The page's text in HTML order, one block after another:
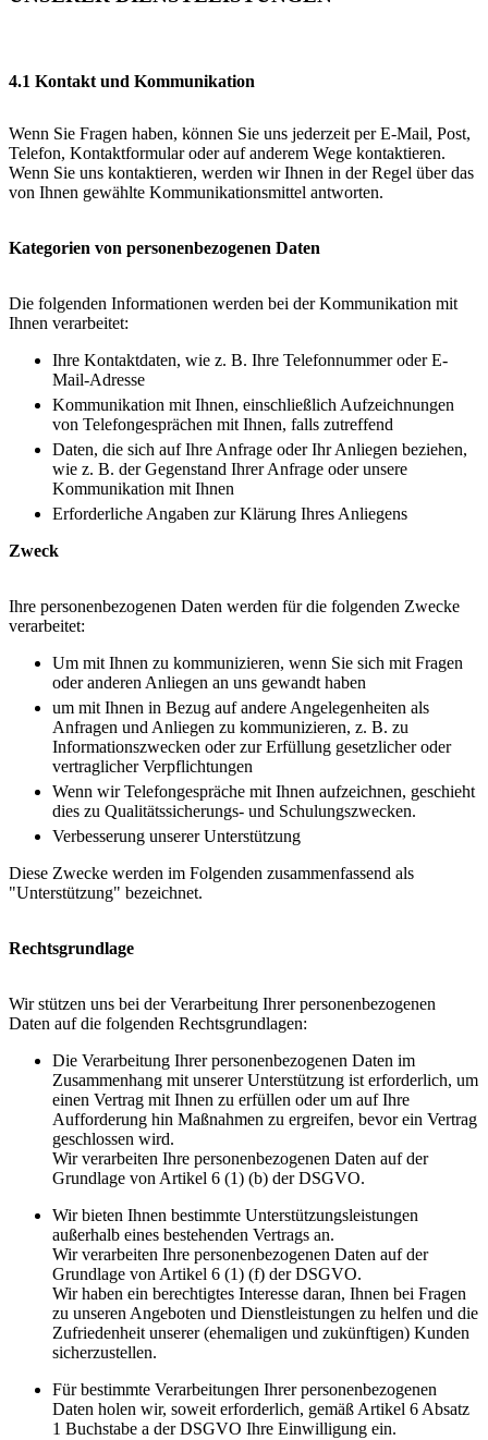
4.1 Kontakt und Kommunikation
Wenn Sie Fragen haben, können Sie uns jederzeit per E-Mail, Post,
Telefon, Kontaktformular oder auf anderem Wege kontaktieren.
Wenn Sie uns kontaktieren, werden wir Ihnen in der Regel über das
von Ihnen gewählte Kommunikationsmittel antworten.
Kategorien von personenbezogenen Daten
Die folgenden Informationen werden bei der Kommunikation mit
Ihnen verarbeitet:
Ihre Kontaktdaten, wie z. B. Ihre Telefonnummer oder E-
Mail-Adresse
Kommunikation mit Ihnen, einschließlich Aufzeichnungen
von Telefongesprächen mit Ihnen, falls zutreffend
Daten, die sich auf Ihre Anfrage oder Ihr Anliegen beziehen,
wie z. B. der Gegenstand Ihrer Anfrage oder unsere
Kommunikation mit Ihnen
Erforderliche Angaben zur Klärung Ihres Anliegens
Zweck
Ihre personenbezogenen Daten werden für die folgenden Zwecke
verarbeitet:
Um mit Ihnen zu kommunizieren, wenn Sie sich mit Fragen
oder anderen Anliegen an uns gewandt haben
um mit Ihnen in Bezug auf andere Angelegenheiten als
Anfragen und Anliegen zu kommunizieren, z. B. zu
Informationszwecken oder zur Erfüllung gesetzlicher oder
vertraglicher Verpflichtungen
Wenn wir Telefongespräche mit Ihnen aufzeichnen, geschieht
dies zu Qualitätssicherungs- und Schulungszwecken.
Verbesserung unserer Unterstützung
Diese Zwecke werden im Folgenden zusammenfassend als
"Unterstützung" bezeichnet.
Rechtsgrundlage
Wir stützen uns bei der Verarbeitung Ihrer personenbezogenen
Daten auf die folgenden Rechtsgrundlagen:
Die Verarbeitung Ihrer personenbezogenen Daten im
Zusammenhang mit unserer Unterstützung ist erforderlich, um
einen Vertrag mit Ihnen zu erfüllen oder um auf Ihre
Aufforderung hin Maßnahmen zu ergreifen, bevor ein Vertrag
geschlossen wird.
Wir verarbeiten Ihre personenbezogenen Daten auf der
Grundlage von Artikel 6 (1) (b) der DSGVO.
Wir bieten Ihnen bestimmte Unterstützungsleistungen
außerhalb eines bestehenden Vertrags an.
Wir verarbeiten Ihre personenbezogenen Daten auf der
Grundlage von Artikel 6 (1) (f) der DSGVO.
Wir haben ein berechtigtes Interesse daran, Ihnen bei Fragen
zu unseren Angeboten und Dienstleistungen zu helfen und die
Zufriedenheit unserer (ehemaligen und zukünftigen) Kunden
sicherzustellen.
Für bestimmte Verarbeitungen Ihrer personenbezogenen
Daten holen wir, soweit erforderlich, gemäß Artikel 6 Absatz
1 Buchstabe a der DSGVO Ihre Einwilligung ein.